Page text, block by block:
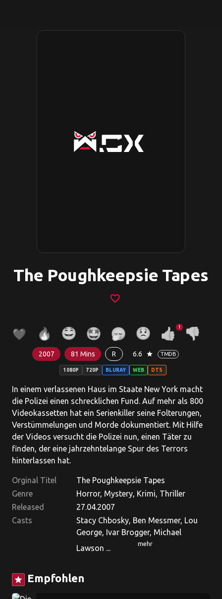
The Poughkeepsie Tapes
favorite_border
1
2007 81 Mins R 6.6 star TMDB
1080P 720P BLURAY WEB DTS
In einem verlassenen Haus im Staate New York macht
die Polizei einen schrecklichen Fund. Auf mehr als 800
Videokassetten hat ein Serienkiller seine Folterungen,
Verstümmelungen und Morde dokumentiert. Mit Hilfe
der Videos versucht die Polizei nun, einen Täter zu
finden, der eine jahrzehntelange Spur des Terrors
hinterlassen hat.
Orginal Titel
The Poughkeepsie Tapes
Genre
Horror, Mystery, Krimi, Thriller
Released
27.04.2007
Casts
Stacy Chbosky, Ben Messmer, Lou
George, Ivar Brogger, Michael
Lawson ...
mehr
star Empfohlen